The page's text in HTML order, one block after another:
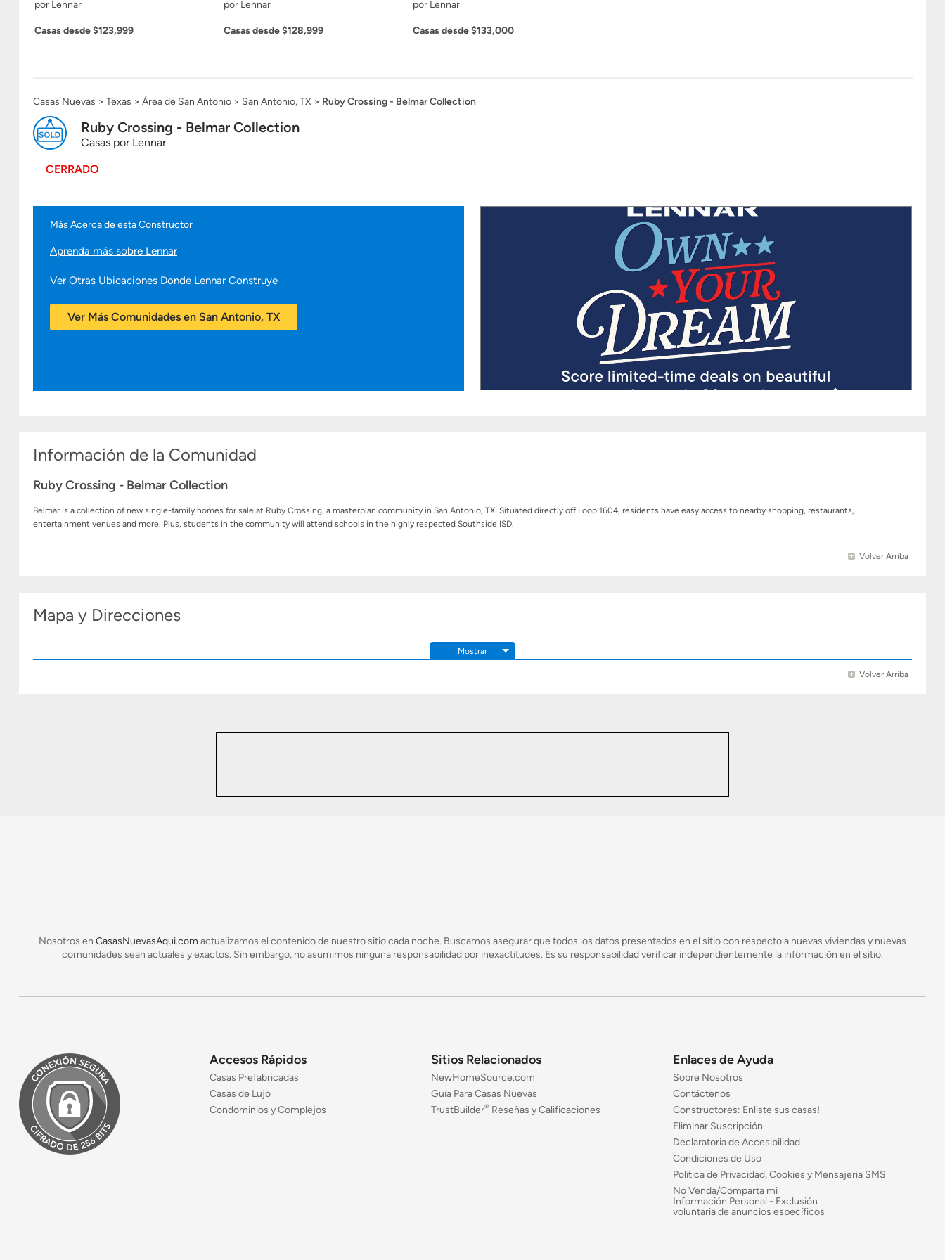
por Lennar
Casas desde $123,999
por Lennar
Casas desde $128,999
por Lennar
Casas desde $133,000
Casas Nuevas Texas Área de San Antonio San Antonio, TX Ruby Crossing - Belmar Collection
Ruby Crossing - Belmar Collection
Casas por Lennar
CERRADO
Más Acerca de esta Constructor
Aprenda más sobre Lennar
Ver Otras Ubicaciones Donde Lennar Construye
Ver Más Comunidades en San Antonio, TX
Información de la Comunidad
Ruby Crossing - Belmar Collection
Belmar is a collection of new single-family homes for sale at Ruby Crossing, a masterplan community in San Antonio, TX. Situated directly off Loop 1604, residents have easy access to nearby shopping, restaurants,
entertainment venues and more. Plus, students in the community will attend schools in the highly respected Southside ISD.
Volver Arriba
Mapa y Direcciones
Mostrar
Volver Arriba
Nosotros en CasasNuevasAqui.com actualizamos el contenido de nuestro sitio cada noche. Buscamos asegurar que todos los datos presentados en el sitio con respecto a nuevas viviendas y nuevas
comunidades sean actuales y exactos. Sin embargo, no asumimos ninguna responsabilidad por inexactitudes. Es su responsabilidad verificar independientemente la información en el sitio.
Accesos Rápidos
Casas Prefabricadas
Casas de Lujo
Condominios y Complejos
Sitios Relacionados
NewHomeSource.com
Guía Para Casas Nuevas
TrustBuilder® Reseñas y Calificaciones
Enlaces de Ayuda
Sobre Nosotros
Contáctenos
Constructores: Enliste sus casas!
Eliminar Suscripción
Declaratoria de Accesibilidad
Condiciones de Uso
Politica de Privacidad, Cookies y Mensajeria SMS
No Venda/Comparta mi
Información Personal - Exclusión
voluntaria de anuncios específicos